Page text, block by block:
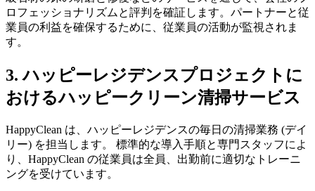
ロフェッショナリズムと評判を確証します。パートナーと従
業員の利益を確保するために、従業員の活動が監視されま
す。
3. ハッピーレジデンスプロジェクトに
おけるハッピークリーン清掃サービス
HappyClean は、ハッピーレジデンスの毎日の清掃業務 (デイ
リー) を担当します。 標準的な導入手順と専門スタッフによ
り、HappyClean の従業員は全員、出勤前に適切なトレーニ
ングを受けています。